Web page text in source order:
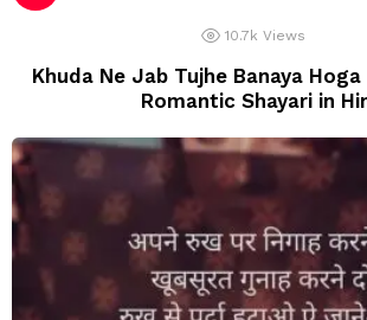
10.7k Views
Khuda Ne Jab Tujhe Banaya Hoga
Romantic Shayari in